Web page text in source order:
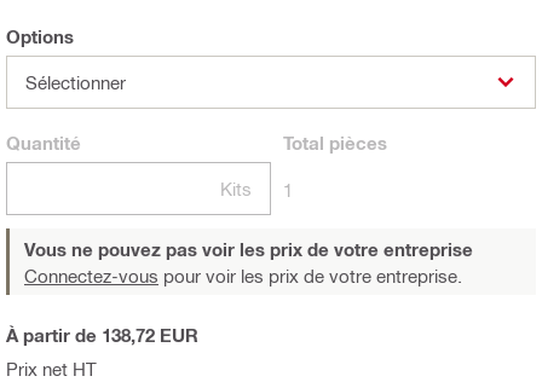
Options
Sélectionner
Quantité
Kits
Total pièces
1
Vous ne pouvez pas voir les prix de votre entreprise
Connectez-vous pour voir les prix de votre entreprise.
Prix net HT
À partir de 138,72 EUR